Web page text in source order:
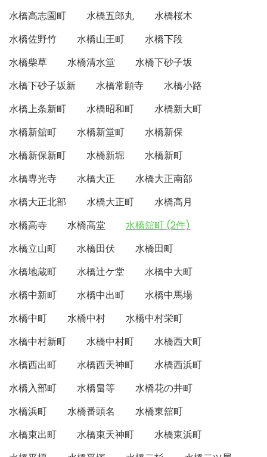
水橋高志園町
水橋五郎丸
水橋桜木
水橋佐野竹
水橋山王町
水橋下段
水橋柴草
水橋清水堂
水橋下砂子坂
水橋下砂子坂新
水橋常願寺
水橋小路
水橋上条新町
水橋昭和町
水橋新大町
水橋新舘町
水橋新堂町
水橋新保
水橋新保新町
水橋新堀
水橋新町
水橋専光寺
水橋大正
水橋大正南部
水橋大正北部
水橋大正町
水橋高月
水橋高寺
水橋高堂
水橋舘町 (2件)
水橋立山町
水橋田伏
水橋田町
水橋地蔵町
水橋辻ケ堂
水橋中大町
水橋中新町
水橋中出町
水橋中馬場
水橋中町
水橋中村
水橋中村栄町
水橋中村新町
水橋中村町
水橋西大町
水橋西出町
水橋西天神町
水橋西浜町
水橋入部町
水橋畠等
水橋花の井町
水橋浜町
水橋番頭名
水橋東舘町
水橋東出町
水橋東天神町
水橋東浜町